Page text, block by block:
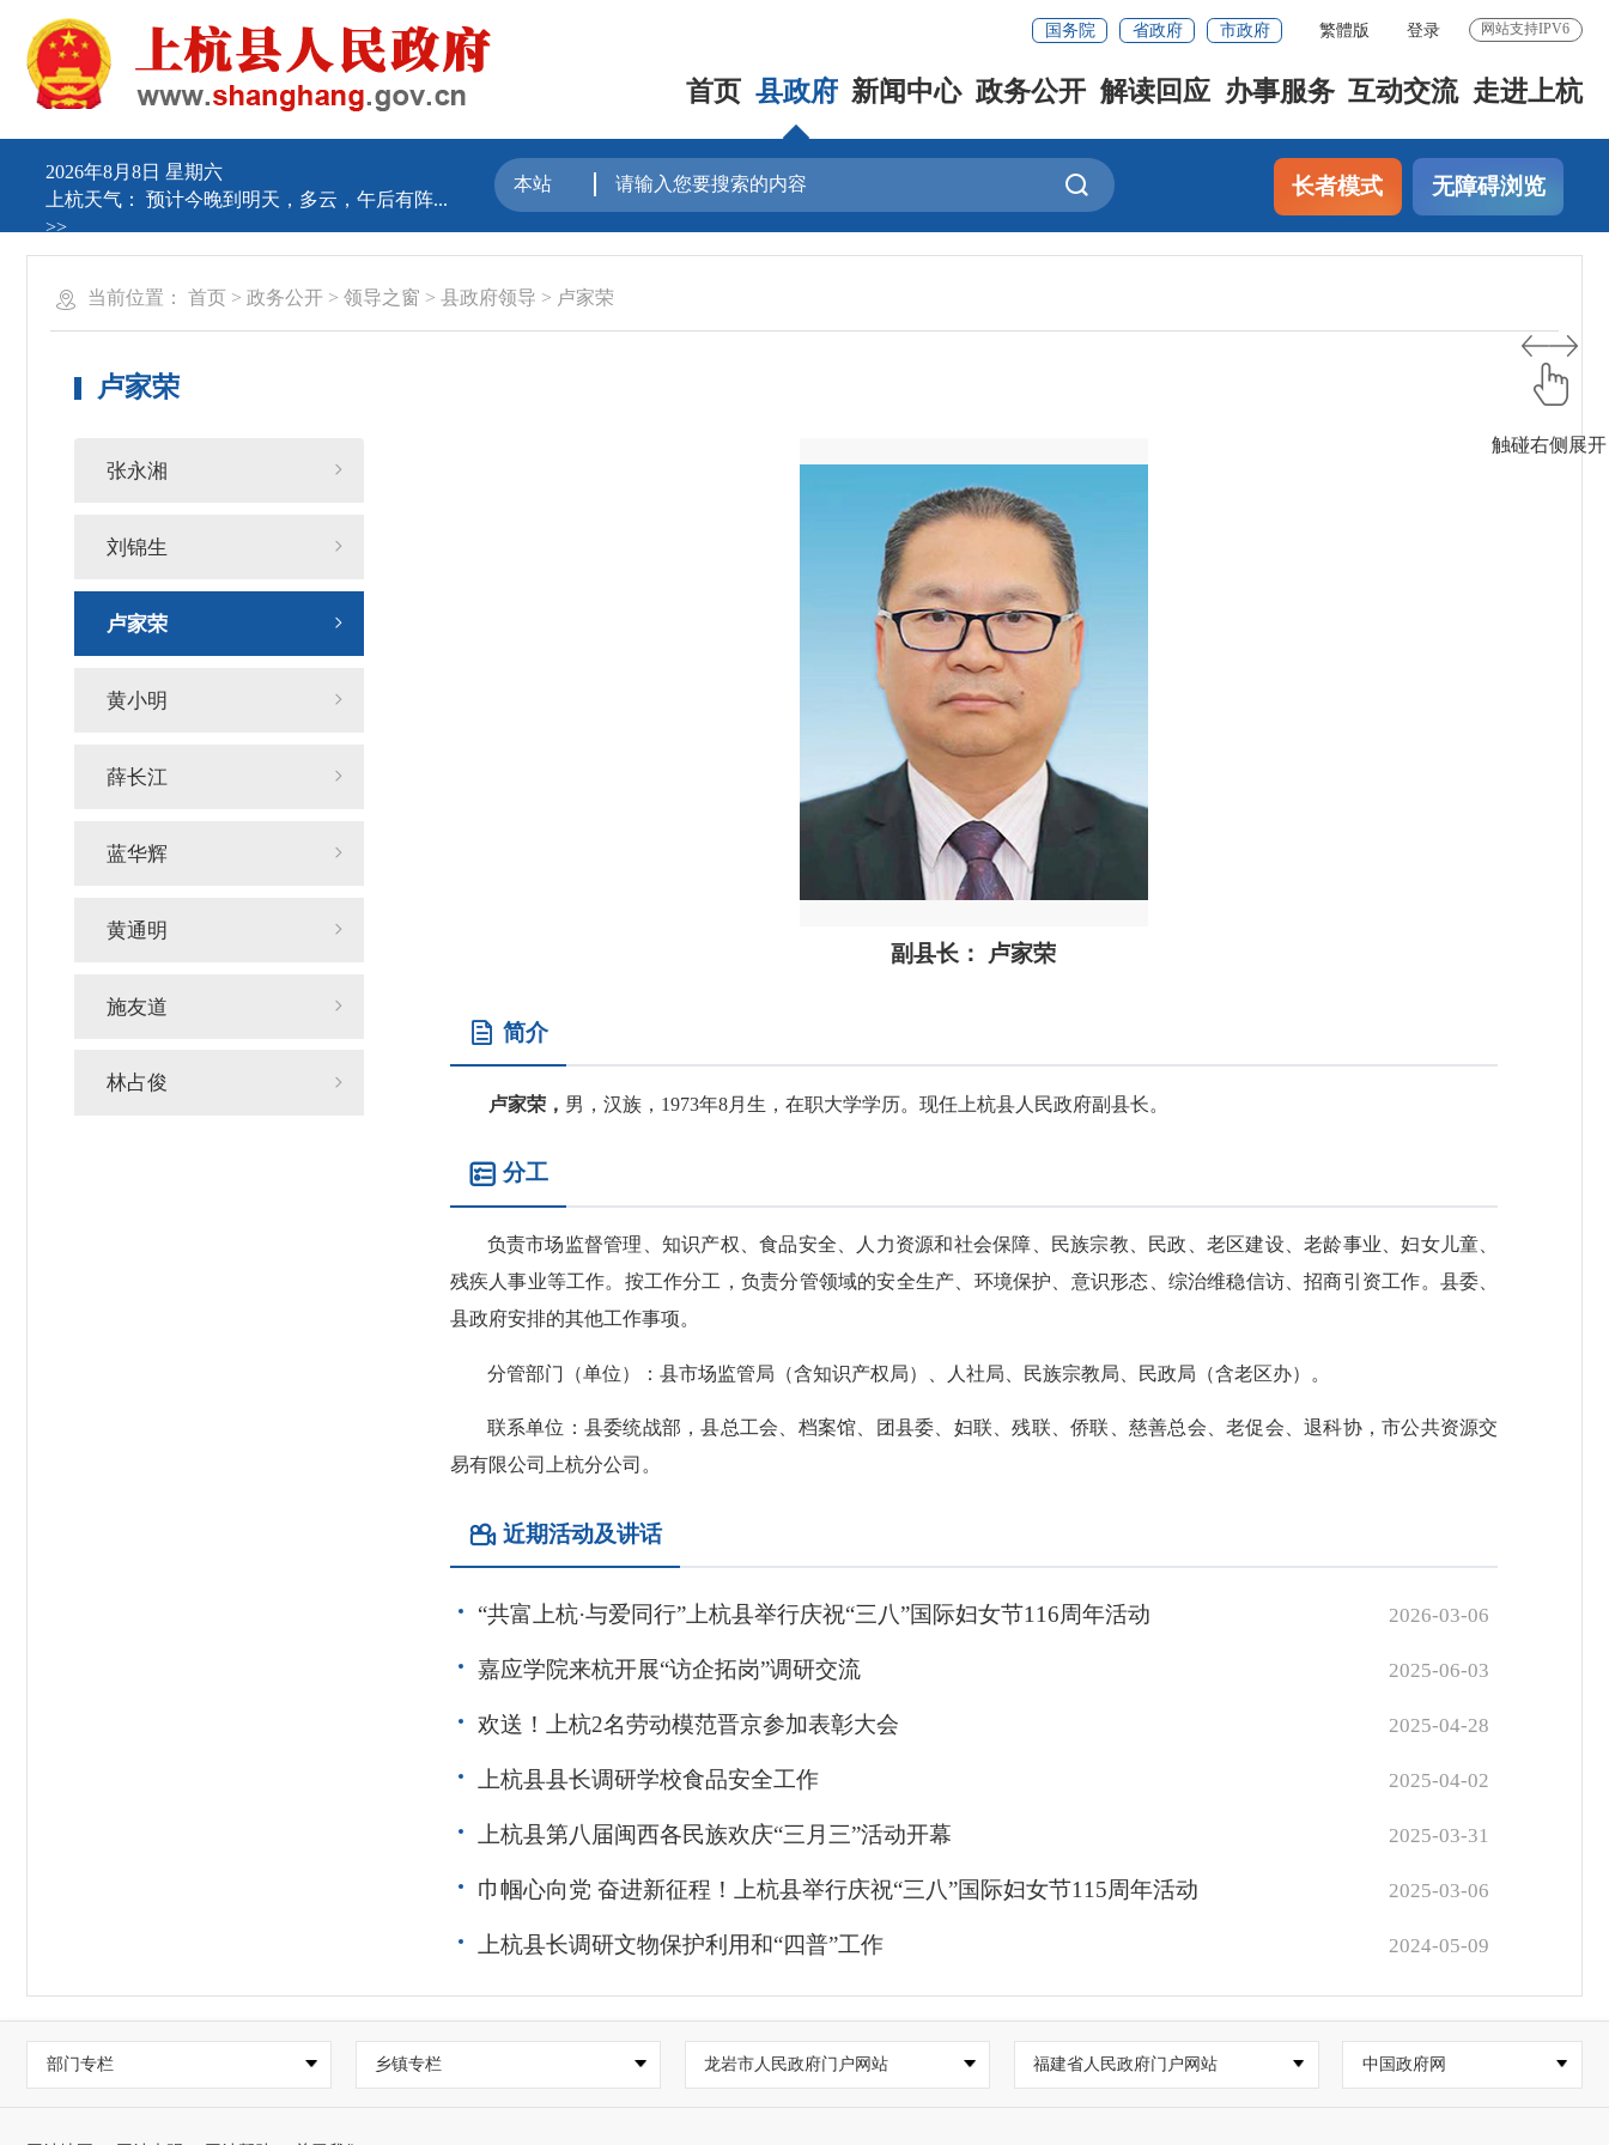
国务院 省政府 市政府 繁體版 登录 网站支持IPV6
首页 县政府 新闻中心 政务公开 解读回应 办事服务 互动交流 走进上杭
2026年8月8日 星期六
上杭天气： 预计今晚到明天，多云，午后有阵...
>>
长者模式 无障碍浏览
当前位置： 首页 > 政务公开 > 领导之窗 > 县政府领导 > 卢家荣
卢家荣
张永湘
刘锦生
卢家荣
黄小明
薛长江
蓝华辉
黄通明
施友道
林占俊
副县长： 卢家荣
简介
卢家荣， 男，汉族，1973年8月生，在职大学学历。现任上杭县人民政府副县长。
分工
负责市场监督管理、知识产权、食品安全、人力资源和社会保障、民族宗教、民政、老区建设、老龄事业、妇女儿童、
残疾人事业等工作。按工作分工，负责分管领域的安全生产、环境保护、意识形态、综治维稳信访、招商引资工作。县委、
县政府安排的其他工作事项。
分管部门（单位）：县市场监管局（含知识产权局）、人社局、民族宗教局、民政局（含老区办）。
联系单位：县委统战部，县总工会、档案馆、团县委、妇联、残联、侨联、慈善总会、老促会、退科协，市公共资源交
易有限公司上杭分公司。
近期活动及讲话
“共富上杭·与爱同行”上杭县举行庆祝“三八”国际妇女节116周年活动 2026-03-06
嘉应学院来杭开展“访企拓岗”调研交流 2025-06-03
欢送！上杭2名劳动模范晋京参加表彰大会 2025-04-28
上杭县县长调研学校食品安全工作 2025-04-02
上杭县第八届闽西各民族欢庆“三月三”活动开幕 2025-03-31
巾帼心向党 奋进新征程！上杭县举行庆祝“三八”国际妇女节115周年活动 2025-03-06
上杭县长调研文物保护利用和“四普”工作 2024-05-09
部门专栏 乡镇专栏 龙岩市人民政府门户网站 福建省人民政府门户网站 中国政府网
触碰右侧展开